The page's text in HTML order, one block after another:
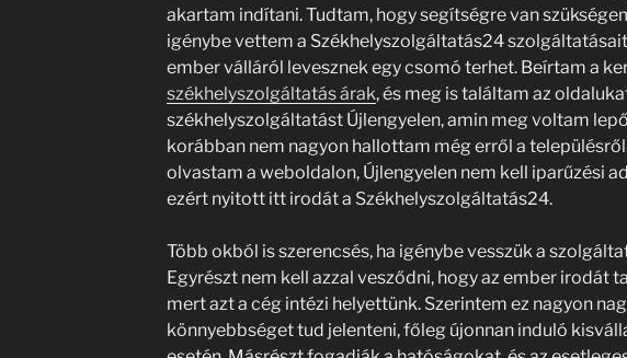
akartam indítani. Tudtam, hogy segítségre van
igénybe vettem a Székhelyszolgáltatás24
ember válláról levesznek egy csomó terhet. Beírtam a
székhelyszolgáltatás árak, és meg is találtam az
székhelyszolgáltatást Újlengyelen, amin meg voltam
korábban nem nagyon hallottam még erről a
olvastam a weboldalon, Újlengyelen nem kell iparűzési
ezért nyitott itt irodát a Székhelyszolgáltatás24.
Több okból is szerencsés, ha igénybe vesszük a
Egyrészt nem kell azzal vesződni, hogy az ember irodát
mert azt a cég intézi helyettünk. Szerintem ez nagyon
könnyebbséget tud jelenteni, főleg újonnan induló